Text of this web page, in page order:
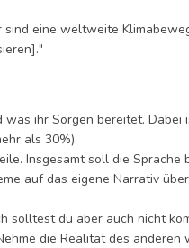
eine weltweite
was ihr Sorgen bereitet.
als 30%).
Insgesamt soll die Sprache
auf das eigene Narrativ
solltest du aber auch nicht
die Realität des